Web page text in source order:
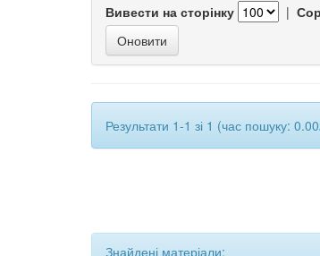
Вивести на сторінку |
Результати 1-1 зі 1 (час пошуку:
Знайдені матеріали: